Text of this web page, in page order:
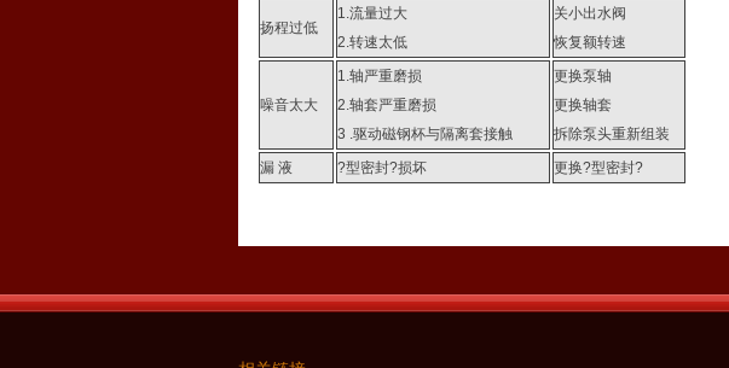
扬程过低
1.流量过大
2.转速太低
关小出水阀
恢复额转速
噪音太大
1.轴严重磨损
2.轴套严重磨损
3 .驱动磁钢杯与隔离套接触
更换泵轴
更换轴套
拆除泵头重新组装
漏 液
?型密封?损坏 更换?型密封?